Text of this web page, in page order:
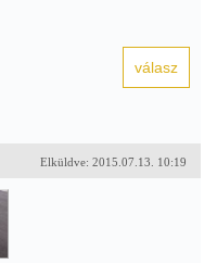
Elküldve: 2015.07.13. 10:19